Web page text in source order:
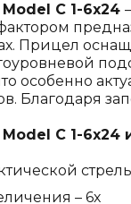
C 1-6x24
Прицел
особенно
Благодаря
C 1-
– 6х